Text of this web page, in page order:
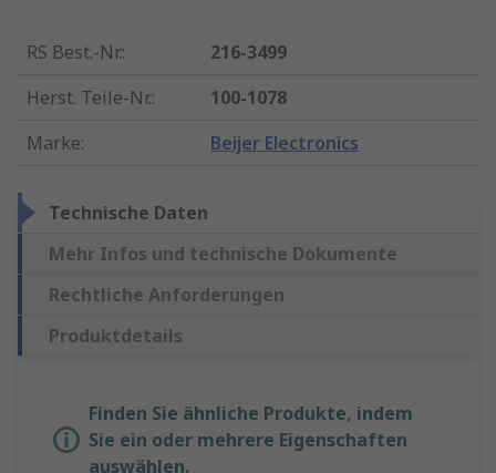
RS Best.-Nr.:
216-3499
Herst. Teile-Nr.:
100-1078
Marke: Beijer Electronics
Technische Daten
Mehr Infos und technische Dokumente
Rechtliche Anforderungen
Produktdetails
Finden Sie ähnliche Produkte, indem
Sie ein oder mehrere Eigenschaften
auswählen.